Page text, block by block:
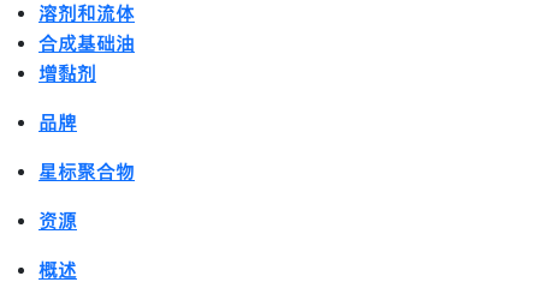
溶剂和流体
合成基础油
增黏剂
品牌
星标聚合物
资源
概述